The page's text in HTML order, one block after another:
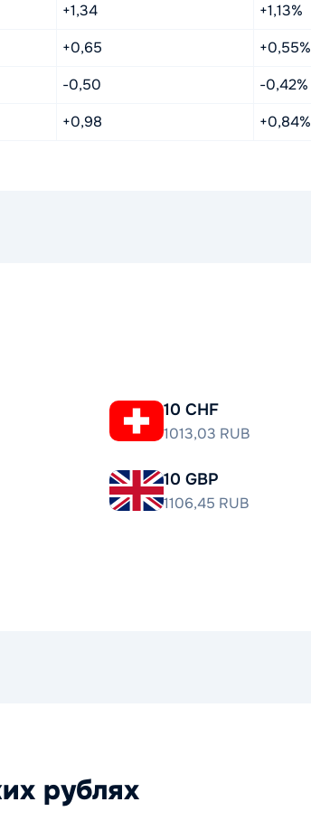
+1,34
+1,13%
+0,65
+0,55%
-0,50
-0,42%
+0,98 +0,84%
10 CHF
1013,03 RUB
10 GBP
1106,45 RUB
рублях